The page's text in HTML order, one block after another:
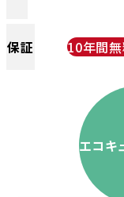
保証 10年間
エコキ